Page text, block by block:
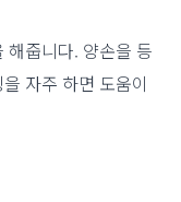
줍니다. 양손을 등
자주 하면 도움이